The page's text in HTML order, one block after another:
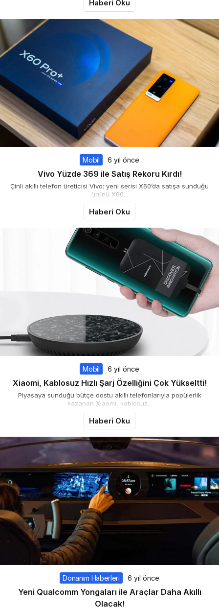
Haberi Oku
Mobil 6 yıl önce
Vivo Yüzde 369 ile Satış Rekoru Kırdı!
Çinli akıllı telefon üreticisi Vivo; yeni serisi X60’da satışa sunduğu
ürünü X60...
Haberi Oku
Mobil 6 yıl önce
Xiaomi, Kablosuz Hızlı Şarj Özelliğini Çok Yükseltti!
Piyasaya sunduğu bütçe dostu akıllı telefonlarıyla popülerlik
kazanan Xiaomi, kablosuz...
Haberi Oku
Donanım Haberleri 6 yıl önce
Yeni Qualcomm Yongaları ile Araçlar Daha Akıllı
Olacak!